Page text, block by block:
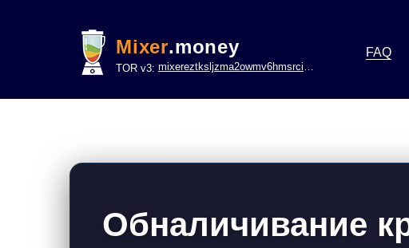
Mixer.money
TOR v3: mixereztksljzma2owmv6hmsrci322lsje6m3svicoddk3xbgvhd2fid.onion
FAQ
Обналичивание